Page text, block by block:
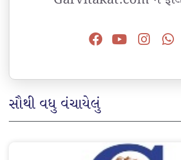
સૌથી વધુ વંચાયેલું